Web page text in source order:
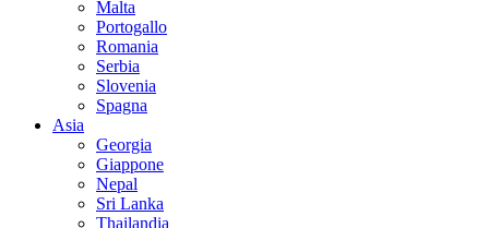
Malta
Portogallo
Romania
Serbia
Slovenia
Spagna
Asia
Georgia
Giappone
Nepal
Sri Lanka
Thailandia